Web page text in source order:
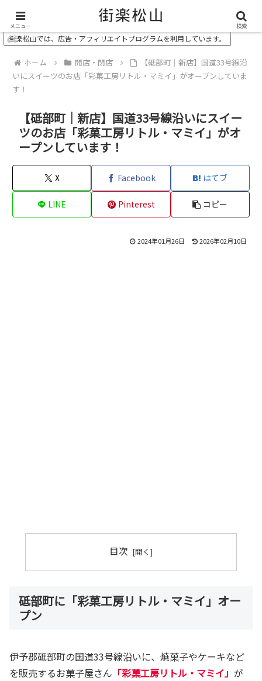
＼ 松山の街を“オモシロク”する地域情報メディア ／
街楽松山では、広告・アフィリエイトプログラムを利用しています。
ホーム 開店・閉店
【砥部町｜新店】国道33号線沿
いにスイーツのお店「彩菓工房リトル・マミイ」がオープンしていま
す！
【砥部町｜新店】国道33号線沿いにスイー
ツのお店「彩菓工房リトル・マミイ」がオ
ープンしています！
X Facebook はてブ
LINE Pinterest コピー
2024年01月26日 2026年02月10日
目次
砥部町に「彩菓工房リトル・マミイ」オー
プン
伊予郡砥部町の国道33号線沿いに、焼菓子やケーキなど
を販売するお菓子屋さん 「彩菓工房リトル・マミイ」 が
メニュー 検索